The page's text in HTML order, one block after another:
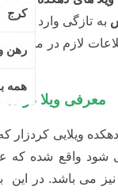
شهریار
ویلایی کردزار
واقع شده که
دارد که کاملاً
می رسد. این ویلا
خاص این ویلا